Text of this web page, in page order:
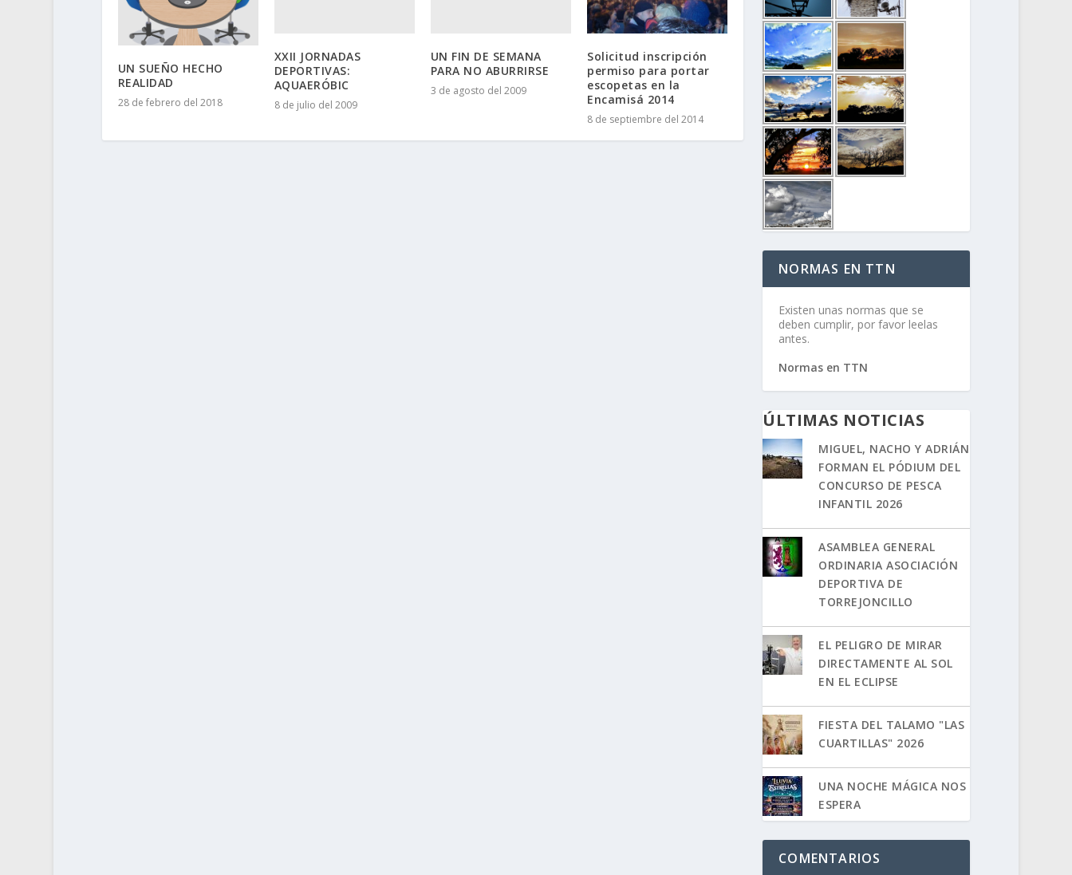
UN SUEÑO HECHO
REALIDAD
28 de febrero del 2018
XXII JORNADAS
DEPORTIVAS:
AQUAERÓBIC
8 de julio del 2009
UN FIN DE SEMANA
PARA NO ABURRIRSE
3 de agosto del 2009
Solicitud inscripción
permiso para portar
escopetas en la
Encamisá 2014
8 de septiembre del 2014
NORMAS EN TTN
Existen unas normas que se
deben cumplir, por favor leelas
antes.
Normas en TTN
ÚLTIMAS NOTICIAS
MIGUEL, NACHO Y ADRIÁN
FORMAN EL PÓDIUM DEL
CONCURSO DE PESCA
INFANTIL 2026
ASAMBLEA GENERAL
ORDINARIA ASOCIACIÓN
DEPORTIVA DE
TORREJONCILLO
EL PELIGRO DE MIRAR
DIRECTAMENTE AL SOL
EN EL ECLIPSE
FIESTA DEL TALAMO "LAS
CUARTILLAS" 2026
UNA NOCHE MÁGICA NOS
ESPERA
COMENTARIOS